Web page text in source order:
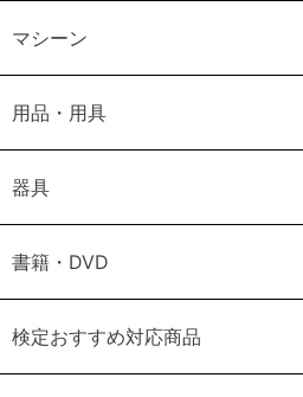
マシーン
用品・用具
器具
書籍・DVD
検定おすすめ対応商品